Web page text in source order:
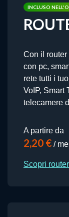
INCLUSO
Con il
con pc,
rete tutti i
VoIP, Smart
telecamere
A partire da
2,20 € /
Scopri